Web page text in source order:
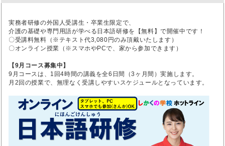
実務者研修の外国人受講生・卒業生限定で、
介護の基礎や専門用語が学べる日本語研修を【無料】で開催中です！
〇受講料無料（※テキスト代3,080円のみ頂戴いたします）
〇オンライン授業（※スマホやPCで、家から参加できます）
【9月コース募集中】
9月コースは、1回4時間の講義を全6日間（3ヶ月間）実施します。
月2回の授業で、無理なく受講しやすいスケジュールとなっています。